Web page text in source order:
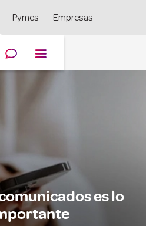
Pymes Empresas
es lo